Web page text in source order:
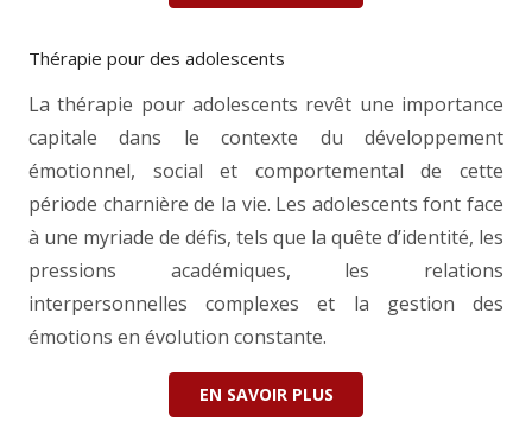
Thérapie pour des adolescents
La thérapie pour adolescents revêt une importance
capitale dans le contexte du développement
émotionnel, social et comportemental de cette
période charnière de la vie. Les adolescents font face
à une myriade de défis, tels que la quête d’identité, les
pressions académiques, les relations
interpersonnelles complexes et la gestion des
émotions en évolution constante.
EN SAVOIR PLUS